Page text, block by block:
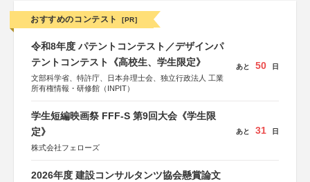
おすすめのコンテスト [PR]
令和8年度 パテントコンテスト／デザインパ
テントコンテスト《高校生、学生限定》
文部科学省、特許庁、日本弁理士会、独立行政法人 工業
所有権情報・研修館（INPIT）
あと 50 日
学生短編映画祭 FFF-S 第9回大会《学生限
定》
株式会社フェローズ
あと 31 日
2026年度 建設コンサルタンツ協会懸賞論文